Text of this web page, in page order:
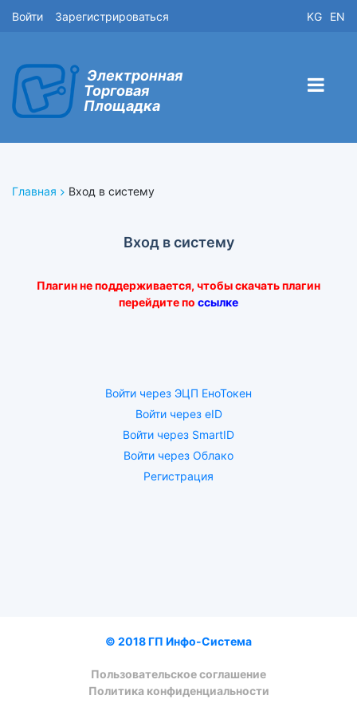
Войти Зарегистрироваться KG EN
Электронная
Торговая
Площадка
Главная Вход в систему
Вход в систему
Плагин не поддерживается, чтобы скачать плагин
перейдите по ссылке
Войти через ЭЦП ЕноТокен
Войти через eID
Войти через SmartID
Войти через Облако
Регистрация
© 2018 ГП Инфо-Система
Пользовательское соглашение
Политика конфиденциальности